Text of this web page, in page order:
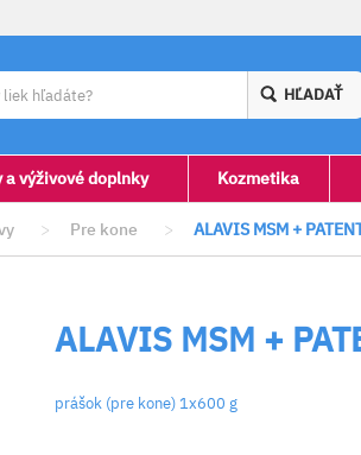
HĽADAŤ
a výživové doplnky Kozmetika
> Pre kone > ALAVIS MSM +
ALAVIS MSM +
prášok (pre kone) 1x600 g